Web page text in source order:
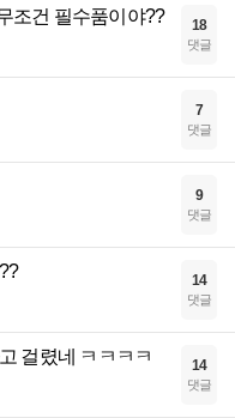
조건 필수품이야?? 18
댓글
7
댓글
9
댓글
14
댓글
걸렸네 ㅋㅋㅋㅋ 14
댓글